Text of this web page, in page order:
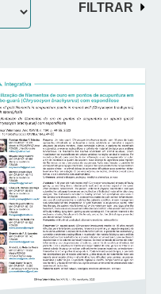
FILTRAR